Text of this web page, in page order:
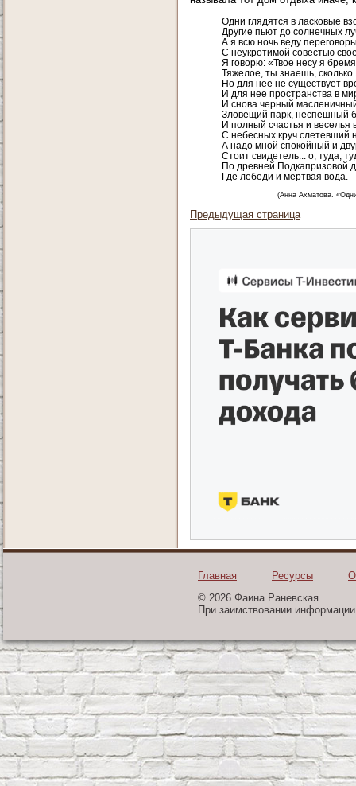
Одни глядятся в ласковые
Другие пьют до солнечных
А я всю ночь веду
С неукротимой совестью
Я говорю: «Твое несу я
Тяжелое, ты знаешь, сколько
Но для нее не существует
И для нее пространства в
И снова черный
Зловещий парк, неспешный
И полный счастья и веселья
С небесных круч слетевший
А надо мной спокойный и
Стоит свидетель... о, туда,
По древней Подкапризовой
Где лебеди и мертвая вода.
(Анна Ахматова.
Предыдущая страница
Главная Ресурсы
© 2026 Фаина Раневская.
При заимствовании